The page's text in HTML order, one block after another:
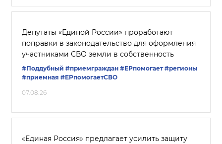
Депутаты «Единой России» проработают
поправки в законодательство для оформления
участниками СВО земли в собственность
#Поддубный #приемграждан #ЕРпомогает #регионы
#приемная #ЕРпомогаетСВО
07.08.26
«Единая Россия» предлагает усилить защиту